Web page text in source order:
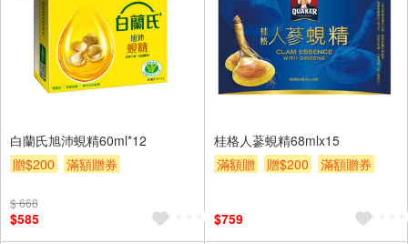
白蘭氏旭沛蜆精60ml*12
贈$200
滿額贈券
$ 668
$585
桂格人蔘蜆精68mlx15
滿額贈
贈$200 滿額贈券
$759